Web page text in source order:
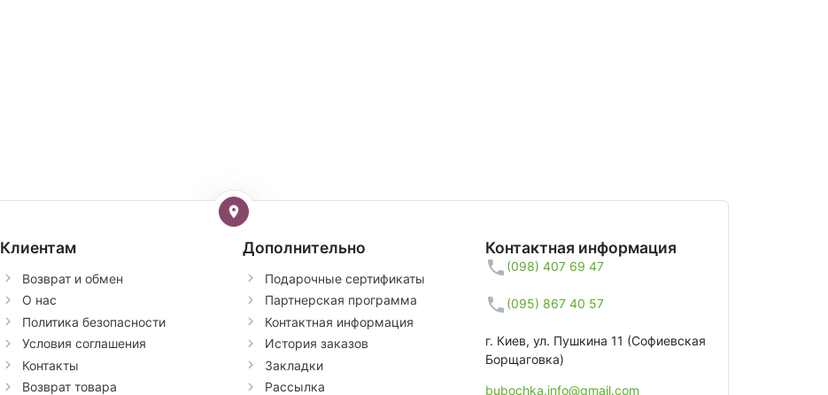
Клиентам
Возврат и обмен
О нас
Политика безопасности
Условия соглашения
Контакты
Возврат товара
Дополнительно
Подарочные сертификаты
Партнерская программа
Контактная информация
История заказов
Закладки
Рассылка
Контактная информация
(098) 407 69 47
(095) 867 40 57
г. Киев, ул. Пушкина 11 (Софиевская
Борщаговка)
bubochka.info@gmail.com